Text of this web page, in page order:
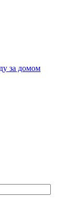
за домом